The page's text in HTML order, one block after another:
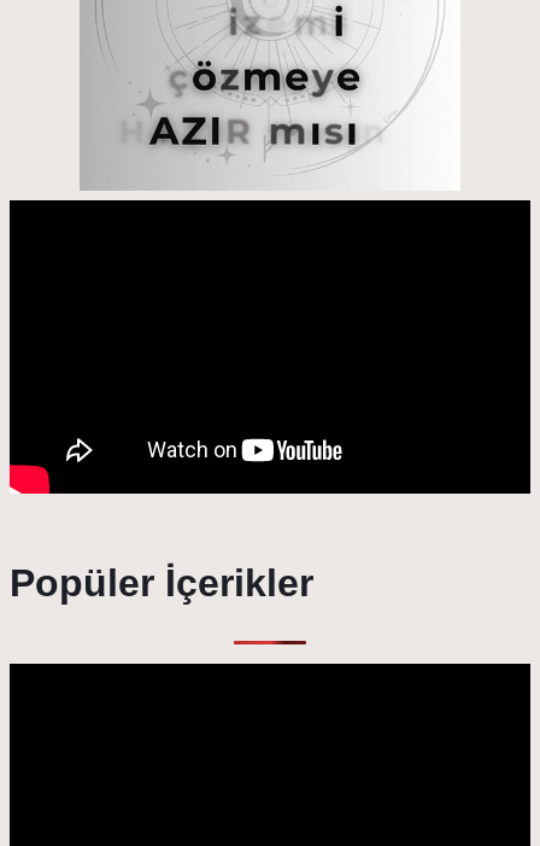
Popüler İçerikler